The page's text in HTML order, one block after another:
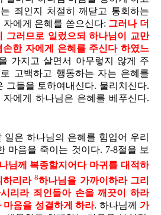
죄인지 처절히 깨닫고 통회하는
에게 은혜를 쏟으신다: 그러나 더
그러므로 일렀으되 하나님이 교만
한 자에게 은혜를 주신다 하였느
가지고 살면서 아무렇지 않게 주
고백하고 행동하는 자는 은혜를
그들을 토하여내신다. 물리치신다.
에게 하나님은 은혜를 베푸신다.
일은 하나님의 은혜를 힘입어 우리
마음을 죽이는 것이다. 7-8절을 보
님께 복종할지어다 마귀를 대적하
하리라 8하나님을 가까이하라 그리
리라 죄인들아 손을 깨끗이 하라
마음을 성결하게 하라. 하나님께 가